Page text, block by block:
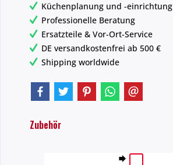
Küchenplanung und -einrichtung
Professionelle Beratung
Ersatzteile & Vor-Ort-Service
DE versandkostenfrei ab 500 €
Shipping worldwide
Zubehör